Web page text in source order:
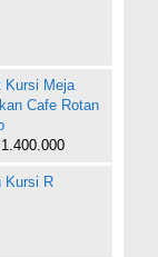
Kursi Meja
Cafe Rotan
Kursi R